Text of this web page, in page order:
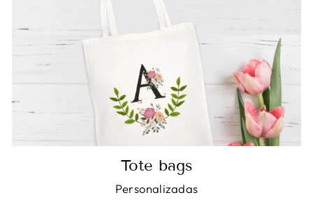
Tote bags
Personalizadas